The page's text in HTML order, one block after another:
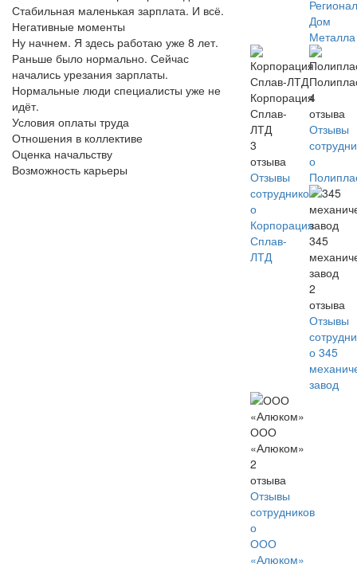
Стабильная маленькая зарплата. И всё.
Негативные моменты
Ну начнем. Я здесь работаю уже 8 лет.
Раньше было нормально. Сейчас
начались урезания зарплаты.
Нормальные люди специалисты уже не
идёт.
Условия оплаты труда
Отношения в коллективе
Оценка начальству
Возможность карьеры
Дом
Металла
Корпорация
Сплав-
ЛТД
3
отзыва
Отзывы
сотрудников
о
Корпорация
Сплав-
ЛТД
4
отзыва
Отзывы
о
345
завод
2
отзыва
Отзывы
о 345
завод
ООО
«Алюком»
2
отзыва
Отзывы
сотрудников
о
ООО
«Алюком»